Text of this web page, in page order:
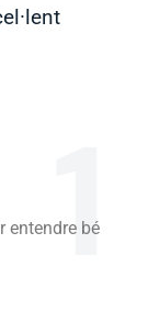
1
entendre bé